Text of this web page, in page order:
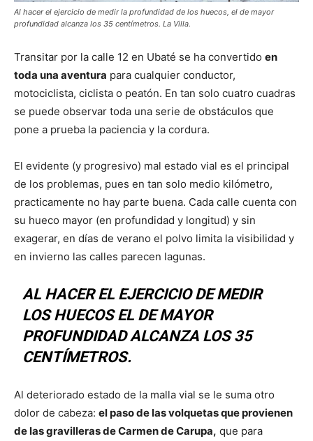
Al hacer el ejercicio de medir la profundidad de los huecos, el de mayor
profundidad alcanza los 35 centímetros. La Villa.
Transitar por la calle 12 en Ubaté se ha convertido en
toda una aventura para cualquier conductor,
motociclista, ciclista o peatón. En tan solo cuatro cuadras
se puede observar toda una serie de obstáculos que
pone a prueba la paciencia y la cordura.
El evidente (y progresivo) mal estado vial es el principal
de los problemas, pues en tan solo medio kilómetro,
practicamente no hay parte buena. Cada calle cuenta con
su hueco mayor (en profundidad y longitud) y sin
exagerar, en días de verano el polvo limita la visibilidad y
en invierno las calles parecen lagunas.
AL HACER EL EJERCICIO DE MEDIR
LOS HUECOS EL DE MAYOR
PROFUNDIDAD ALCANZA LOS 35
CENTÍMETROS.
Al deteriorado estado de la malla vial se le suma otro
dolor de cabeza: el paso de las volquetas que provienen
de las gravilleras de Carmen de Carupa, que para